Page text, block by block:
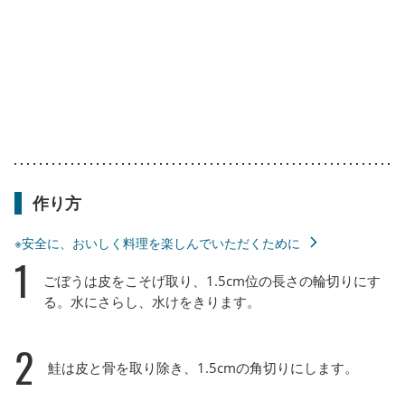
作り方
※安全に、おいしく料理を楽しんでいただくために
1
ごぼうは皮をこそげ取り、1.5cm位の長さの輪切りにす
る。水にさらし、水けをきります。
2 鮭は皮と骨を取り除き、1.5cmの角切りにします。